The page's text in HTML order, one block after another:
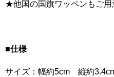
★他国の国旗ワッペンもご
■仕様
サイズ：幅約5cm 縦約